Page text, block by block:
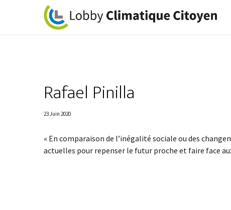
Rafael Pinilla
23 Juin 2020
« En comparaison de l’inégalité sociale ou des
actuelles pour repenser le futur proche et faire face